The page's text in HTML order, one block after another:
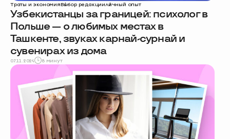
Траты и экономияВыбор редакцииличный опыт
Узбекистанцы за границей: психолог в
Польше — о любимых местах в
Ташкенте, звуках карнай-сурнай и
сувенирах из дома
07.11.2024 8 минут